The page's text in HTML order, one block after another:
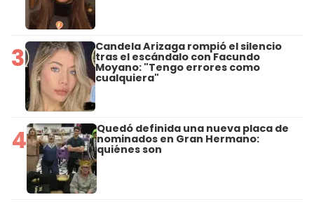
3 Candela Arizaga rompió el silencio
tras el escándalo con Facundo
Moyano: "Tengo errores como
cualquiera"
4 Quedó definida una nueva placa de
nominados en Gran Hermano:
quiénes son